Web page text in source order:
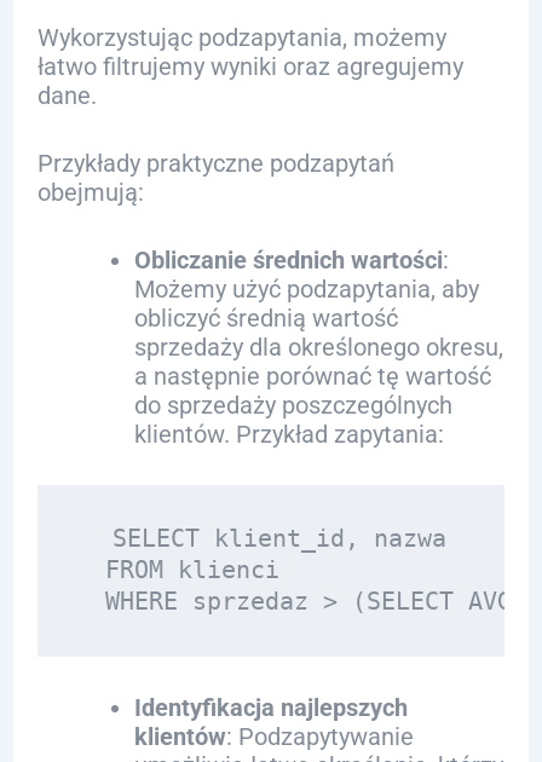
Wykorzystując podzapytania, możemy
łatwo filtrujemy wyniki oraz agregujemy
dane.
Przykłady praktyczne podzapytań
obejmują:
Obliczanie średnich wartości:
Możemy użyć podzapytania, aby
obliczyć średnią wartość
sprzedaży dla określonego okresu,
a następnie porównać tę wartość
do sprzedaży poszczególnych
klientów. Przykład zapytania:
  SELECT klient_id, nazwa
  FROM klienci
Identyfikacja najlepszych
klientów: Podzapytywanie